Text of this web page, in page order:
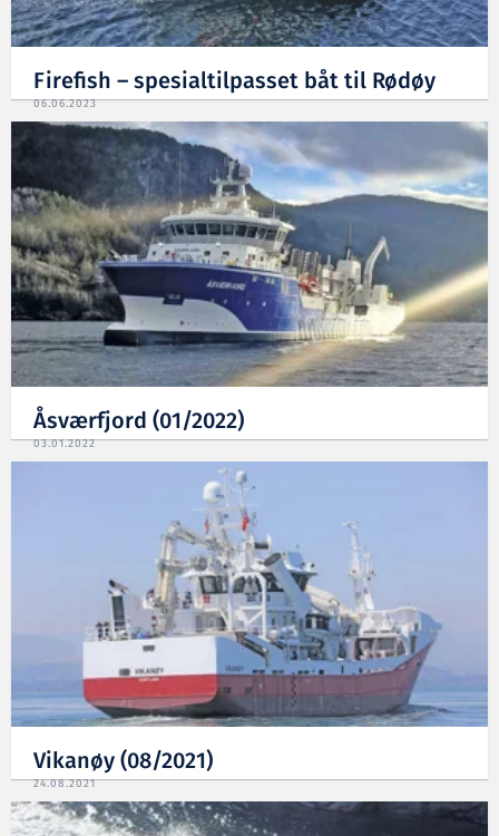
Firefish – spesialtilpasset båt til Rødøy
06.06.2023
Åsværfjord (01/2022)
03.01.2022
Vikanøy (08/2021)
24.08.2021